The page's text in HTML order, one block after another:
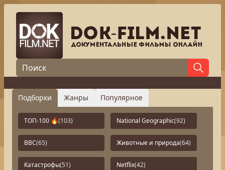
Подборки Жанры Популярное
ТОП-100 🔥(103) National Geographic(92)
BBC(65) Животные и природа(64)
Катастрофы(51) Netflix(42)